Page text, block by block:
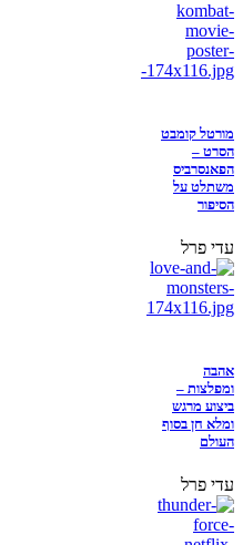
מורטל קומבט
הסרט –
הפאנסרביס
משתלט על
הסיפור
עדי פרל
אהבה
ומפלצות –
ביצוע מרגש
ומלא חן בסוף
העולם
עדי פרל